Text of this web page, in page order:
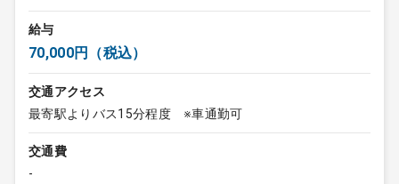
給与
70,000円（税込）
交通アクセス
最寄駅よりバス15分程度 ※車通勤可
交通費
-